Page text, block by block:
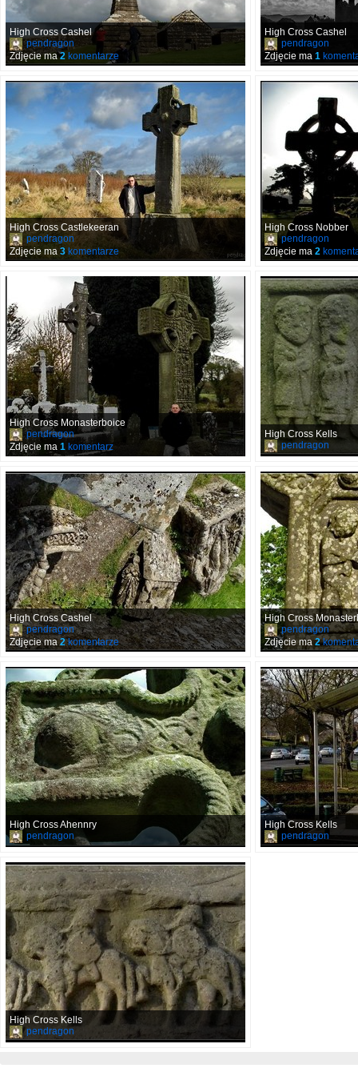
High Cross Cashel
pendragon
Zdjęcie ma2 komentarze
High Cross Cashel
pendragon
Zdjęcie ma 1
High Cross Castlekeeran
pendragon
Zdjęcie ma 3komentarze
High Cross Nobber
pendragon
Zdjęcie ma 2
High Cross Monasterboice
pendragon
Zdjęcie ma 1 komentarz
High Cross Kells
pendragon
High Cross Cashel
pendragon
Zdjęcie ma2komentarze
High Cross
pendragon
Zdjęcie ma2
High Cross Ahennry
pendragon
High Cross Kells
pendragon
High Cross Kells
pendragon